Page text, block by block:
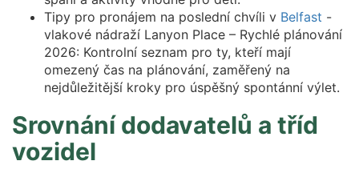
Tipy pro pronájem na poslední chvíli v Belfast -
vlakové nádraží Lanyon Place – Rychlé plánování
2026: Kontrolní seznam pro ty, kteří mají
omezený čas na plánování, zaměřený na
nejdůležitější kroky pro úspěšný spontánní výlet.
Srovnání dodavatelů a tříd
vozidel